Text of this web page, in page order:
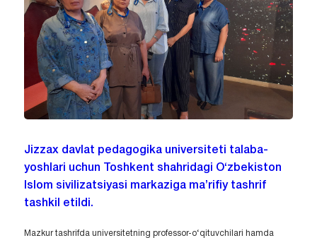
Jizzax davlat pedagogika universiteti talaba-
yoshlari uchun Toshkent shahridagi O‘zbekiston
Islom sivilizatsiyasi markaziga ma’rifiy tashrif
tashkil etildi.
Mazkur tashrifda universitetning professor-o‘qituvchilari hamda